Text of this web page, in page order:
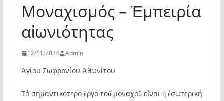
Μοναχισμός – Ἐμπειρία
αἰωνιότητας
12/11/2024 Admin
Ἁγίου Σωφρονίου Ἀθωνίτου
Τό σημαντικότερο ἔργο τοῦ μοναχοῦ εἶναι ἡ ἐσωτερική